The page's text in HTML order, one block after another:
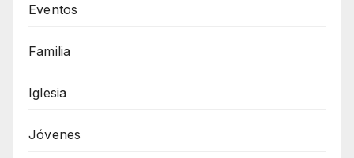
Eventos
Familia
Iglesia
Jóvenes